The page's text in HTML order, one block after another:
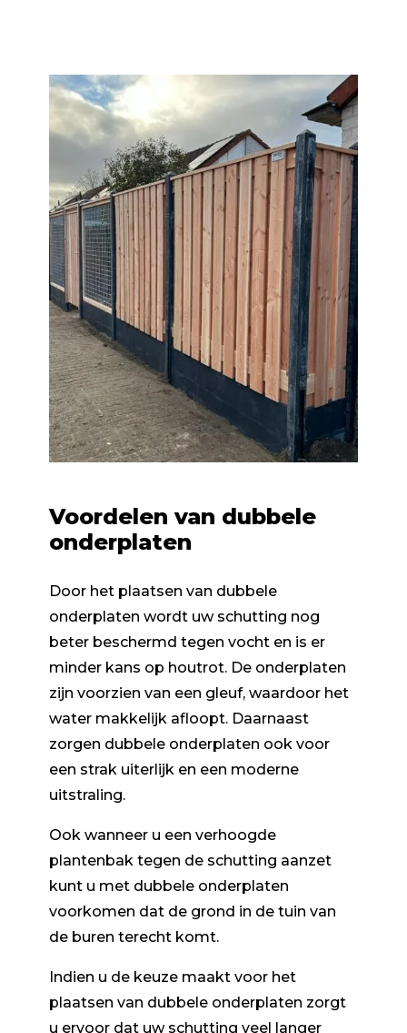
Voordelen van dubbele
onderplaten
Door het plaatsen van dubbele
onderplaten wordt uw schutting nog
beter beschermd tegen vocht en is er
minder kans op houtrot. De onderplaten
zijn voorzien van een gleuf, waardoor het
water makkelijk afloopt. Daarnaast
zorgen dubbele onderplaten ook voor
een strak uiterlijk en een moderne
uitstraling.
Ook wanneer u een verhoogde
plantenbak tegen de schutting aanzet
kunt u met dubbele onderplaten
voorkomen dat de grond in de tuin van
de buren terecht komt.
Indien u de keuze maakt voor het
plaatsen van dubbele onderplaten zorgt
u ervoor dat uw schutting veel langer